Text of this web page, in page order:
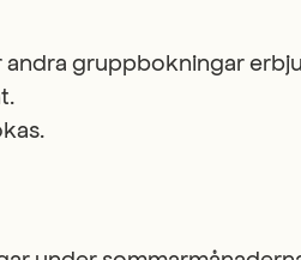
gruppbokningar